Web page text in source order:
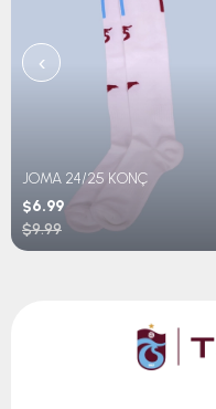
JOMA 24/25 KONÇ
$6.99
$9.99
‹